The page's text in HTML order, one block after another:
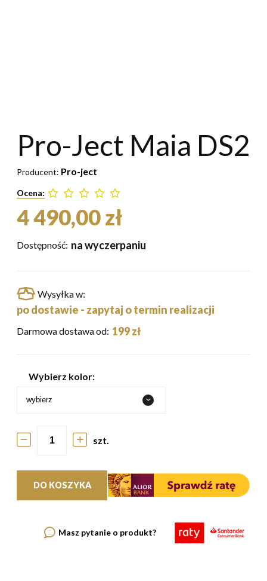
Pro-Ject Maia DS2
Producent: Pro-ject
Ocena:
4 490,00 zł
Dostępność: na wyczerpaniu
Wysyłka w:
po dostawie - zapytaj o termin realizacji
Darmowa dostawa od: 199 zł
Wybierz kolor:
szt.
DO KOSZYKA
Masz pytanie o produkt?